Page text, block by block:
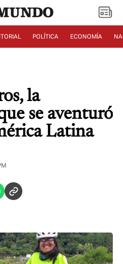
POLÍTICA ECONOMÍA
la
se aventuró
Latina